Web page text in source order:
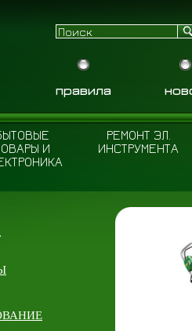
правила
И
РЕМОНТ ЭЛ.
ИНСТРУМЕНТА